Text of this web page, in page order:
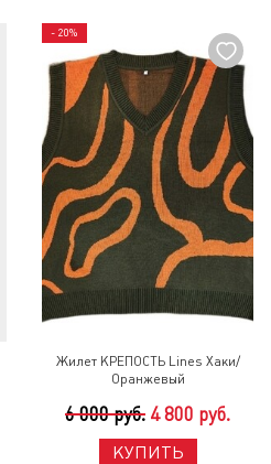
- 20%
Жилет КРЕПОСТЬ Lines Хаки/
Оранжевый
6 000 руб. 4 800 руб.
КУПИТЬ